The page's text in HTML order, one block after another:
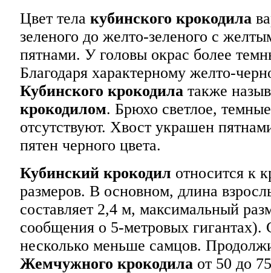
Цвет тела кубинского крокодила
зеленого до желто-зеленого с
пятнами. У головы окрас более
Благодаря характерному желто-
Кубинского крокодила также
крокодилом. Брюхо светлое,
отсутствуют. Хвост украшен
пятен черного цвета.
Кубинский крокодил относится к
размеров. В основном, длина
составляет 2,4 м, максимальный
сообщения о 5-метровых
несколько меньше самцов.
Жемчужного крокодила от 50 до